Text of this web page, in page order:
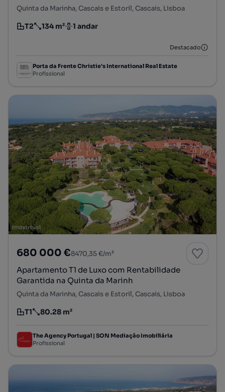
Quinta da Marinha, Cascais e Estoril, Cascais, Lisboa
Tipologia
T2
Preço por metro quadrado
134 m²
Andar 1 andar
Destacado
Porta da Frente Christie's International Real Estate
Profissional
680 000 €8470,35 €/m²
Apartamento T1 de Luxo com Rentabilidade
Garantida na Quinta da Marinh
Quinta da Marinha, Cascais e Estoril, Cascais, Lisboa
Tipologia
T1
Preço por metro quadrado
80.28 m²
The Agency Portugal | SON Mediação Imobiliária
Profissional